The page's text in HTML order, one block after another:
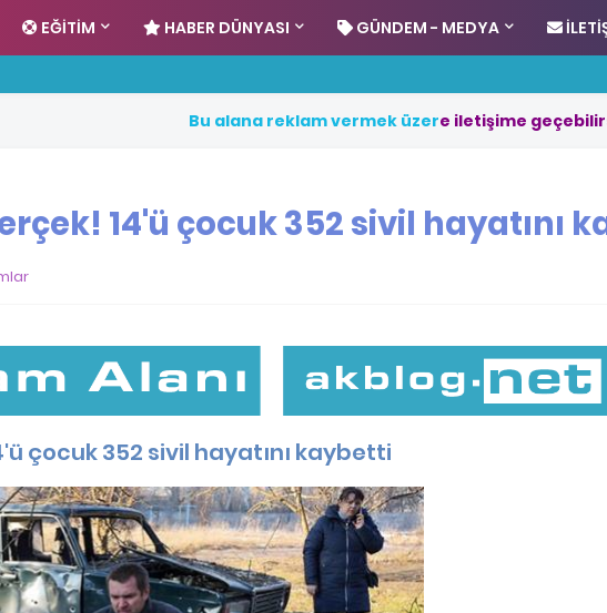
EĞITIM HABER DÜNYASI GÜNDEM - MEDYA
Bu alana reklamvermek üzere iletişime geçebilir
14'ü çocuk 352 sivil hayatını
çocuk 352 sivil hayatını kaybetti